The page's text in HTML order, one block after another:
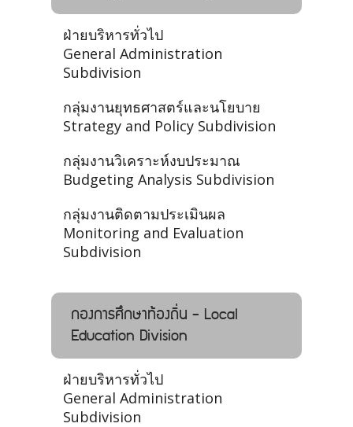
ฝ่ายบริหารทั่วไป
General Administration
Subdivision
กลุ่มงานยุทธศาสตร์และนโยบาย
Strategy and Policy Subdivision
กลุ่มงานวิเคราะห์งบประมาณ
Budgeting Analysis Subdivision
กลุ่มงานติดตามประเมินผล
Monitoring and Evaluation
Subdivision
กองการศึกษาท้องถิ่น - Local
Education Division
ฝ่ายบริหารทั่วไป
General Administration
Subdivision